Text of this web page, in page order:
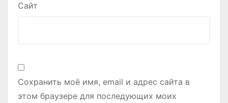
Сайт
Сохранить моё имя, email и адрес сайта в
этом браузере для последующих моих